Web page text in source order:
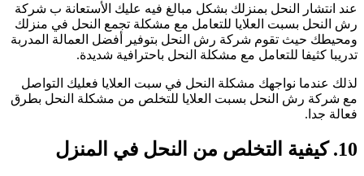
انتشار النحل بمنزلك بشكل مبالغ فيه عليك الأستعانة ب شركة
النحل بسبت العلايا للتعامل مع مشكلة تجمع النحل في منزلك
حيث تقوم شركة رش النحل بتوفير أفضل العمالة المدربة
كثيفا للتعامل مع مشكلة النحل باحترافية شديدة.
عندما نواجهك مشكلة النحل في سبت العلايا فعليك التواصل
شركة رش النحل بسبت العلايا للتخلص من مشكلة النحل بطرق
جدا.
من النحل في المنزل